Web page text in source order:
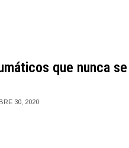
que nunca se
30, 2020